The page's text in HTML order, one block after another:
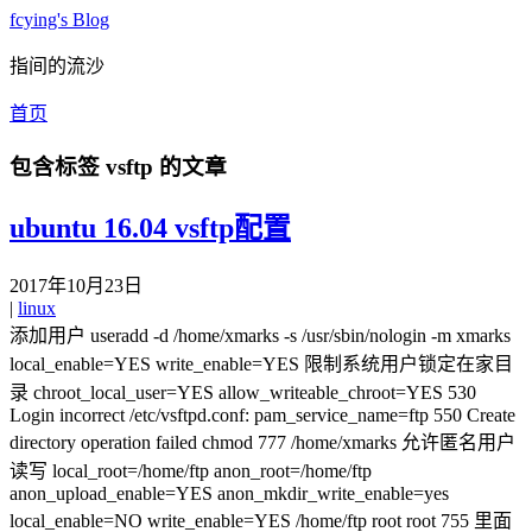
fcying's Blog
指间的流沙
首页
包含标签 vsftp 的文章
ubuntu 16.04 vsftp配置
2017年10月23日
| linux
添加用户 useradd -d /home/xmarks -s /usr/sbin/nologin -m xmarks
local_enable=YES write_enable=YES 限制系统用户锁定在家目
录 chroot_local_user=YES allow_writeable_chroot=YES 530
Login incorrect /etc/vsftpd.conf: pam_service_name=ftp 550 Create
directory operation failed chmod 777 /home/xmarks 允许匿名用户
读写 local_root=/home/ftp anon_root=/home/ftp
anon_upload_enable=YES anon_mkdir_write_enable=yes
local_enable=NO write_enable=YES /home/ftp root root 755 里面